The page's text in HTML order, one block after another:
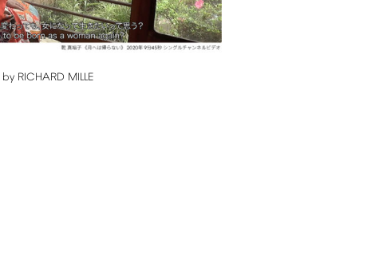
by RICHARD MILLE